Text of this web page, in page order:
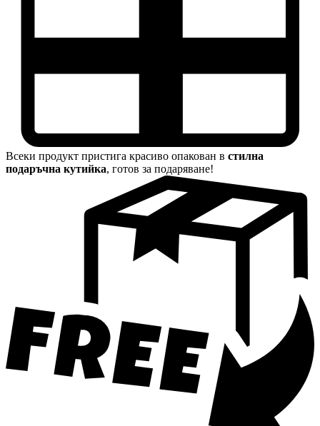
Всеки продукт пристига красиво опакован в стилна
подаръчна кутийка, готов за подаряване!